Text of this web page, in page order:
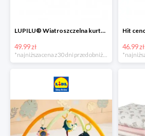
LUPILU® Wiatroszczelna kurtka dziecięca softshell, 1 sztuka
49.99 zł 46.99 zł